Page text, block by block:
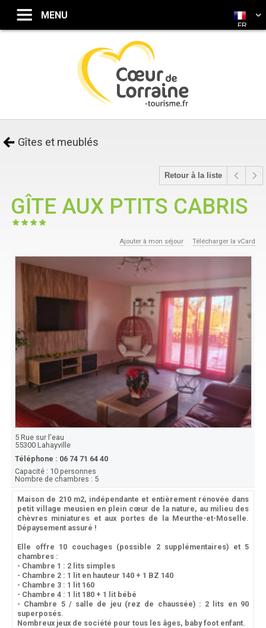
Gîtes et meublés
Retour à la liste
GÎTE AUX PTITS CABRIS
Ajouter à mon séjour Télécharger la vCard
5 Rue sur l'eau
55300Lahayville
Téléphone : 06 74 71 64 40
Capacité : 10 personnes
Nombre de chambres : 5
Maison de 210 m2, indépendante et entièrement rénovée dans
petit village meusien en plein cœur de la nature, au milieu des
chèvres miniatures et aux portes de la Meurthe-et-Moselle.
Dépaysement assuré !
Elle offre 10 couchages (possible 2 supplémentaires) et 5
chambres :
- Chambre 1 : 2 lits simples
- Chambre 2 : 1 lit en hauteur 140 + 1 BZ 140
- Chambre 3 : 1 lit 160
- Chambre 4 : 1 lit 180 + 1 lit bébé
- Chambre 5 / salle de jeu (rez de chaussée) : 2 lits en 90
superposés.
Nombreux jeux de société pour tous les âges, baby foot enfant.
FR